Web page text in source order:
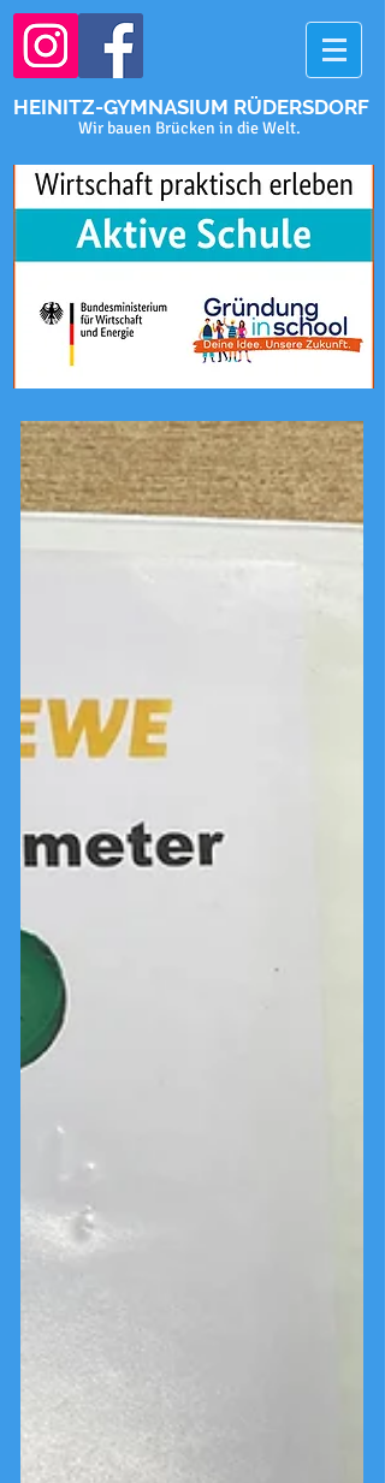
HEINITZ-GYMNASIUM RÜDERSDORF
Wir bauen Brücken in die Welt.